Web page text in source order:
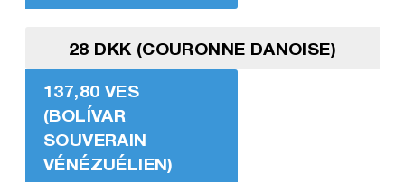
28 DKK (COURONNE DANOISE)
137,80 VES
(BOLÍVAR
SOUVERAIN
VÉNÉZUÉLIEN)